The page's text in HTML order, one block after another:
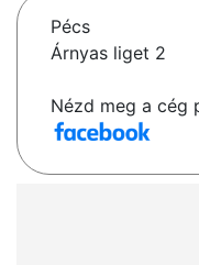
Pécs
Árnyas liget 2
Nézd meg a cég